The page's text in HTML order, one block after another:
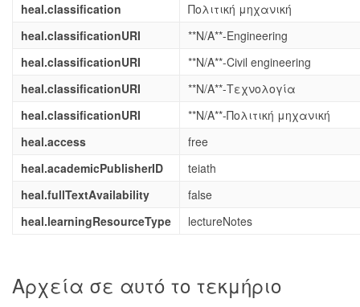
heal.classification
Πολιτική μηχανική
heal.classificationURI
**N/A**-Engineering
heal.classificationURI
**N/A**-Civil engineering
heal.classificationURI
**N/A**-Τεχνολογία
heal.classificationURI
**N/A**-Πολιτική μηχανική
heal.access
free
heal.academicPublisherID
teiath
heal.fullTextAvailability
false
heal.learningResourceType
lectureNotes
Αρχεία σε αυτό το τεκμήριο